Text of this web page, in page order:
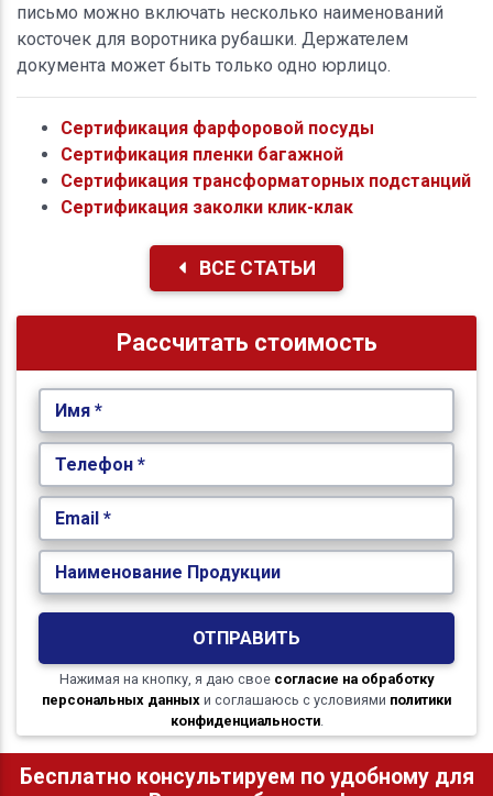
письмо можно включать несколько наименований
косточек для воротника рубашки. Держателем
документа может быть только одно юрлицо.
Сертификация фарфоровой посуды
Сертификация пленки багажной
Сертификация трансформаторных подстанций
Сертификация заколки клик-клак
ВСЕ СТАТЬИ
Рассчитать стоимость
Имя *
Телефон *
Email *
Наименование Продукции
ОТПРАВИТЬ
Нажимая на кнопку, я даю свое согласие на обработку
персональных данных и соглашаюсь с условиями политики
конфиденциальности.
Бесплатно консультируем по удобному для